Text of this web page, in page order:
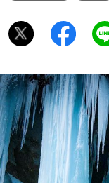
暮らす
育む
深める
ゆるむ